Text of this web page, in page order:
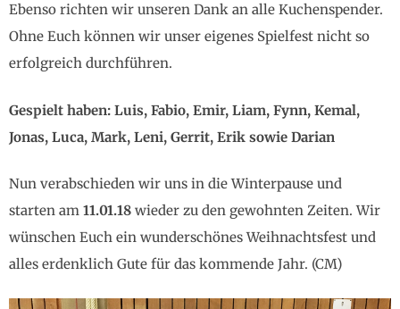
Ebenso richten wir unseren Dank an alle Kuchenspender.
Ohne Euch können wir unser eigenes Spielfest nicht so
erfolgreich durchführen.
Gespielt haben: Luis, Fabio, Emir, Liam, Fynn, Kemal,
Jonas, Luca, Mark, Leni, Gerrit, Erik sowie Darian
Nun verabschieden wir uns in die Winterpause und
starten am 11.01.18 wieder zu den gewohnten Zeiten. Wir
wünschen Euch ein wunderschönes Weihnachtsfest und
alles erdenklich Gute für das kommende Jahr. (CM)